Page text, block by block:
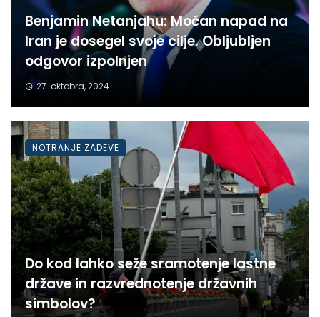
Benjamin Netanjahu: Močan napad na
Iran je dosegel svoje cilje. Obljubljen
odgovor izpolnjen
27. oktobra, 2024
Do kod lahko seže sramotenje lastne
države in razvrednotenje državnih
simbolov?
NOTRANJE ZADEVE